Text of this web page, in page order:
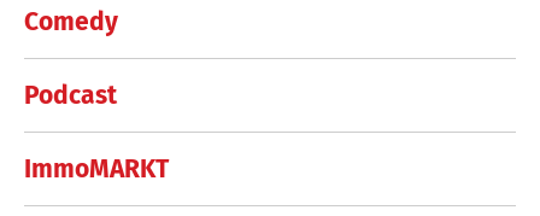
Comedy
Podcast
ImmoMARKT